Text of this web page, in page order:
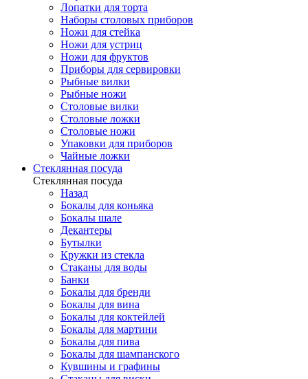
Лопатки для торта
Наборы столовых приборов
Ножи для стейка
Ножи для устриц
Ножи для фруктов
Приборы для сервировки
Рыбные вилки
Рыбные ножи
Столовые вилки
Столовые ложки
Столовые ножи
Упаковки для приборов
Чайные ложки
Стеклянная посуда
Стеклянная посуда
Назад
Бокалы для коньяка
Бокалы шале
Декантеры
Бутылки
Кружки из стекла
Стаканы для воды
Банки
Бокалы для бренди
Бокалы для вина
Бокалы для коктейлей
Бокалы для мартини
Бокалы для пива
Бокалы для шампанского
Кувшины и графины